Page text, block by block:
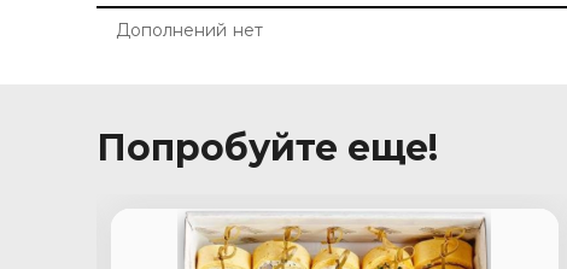
Дополнений нет
Попробуйте еще!